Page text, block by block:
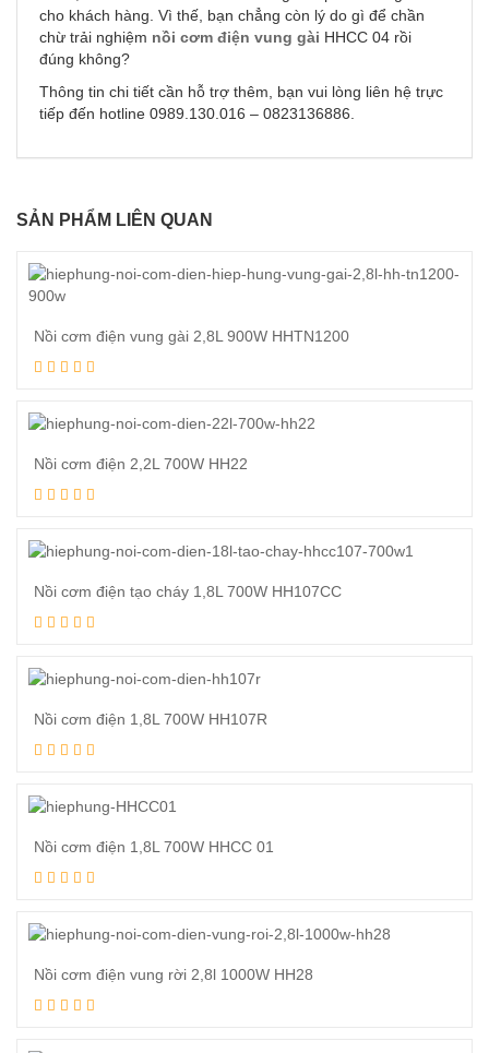
cho khách hàng. Vì thế, bạn chẳng còn lý do gì để chần
chừ trải nghiệm nồi cơm điện vung gài HHCC 04 rồi
đúng không?
Thông tin chi tiết cần hỗ trợ thêm, bạn vui lòng liên hệ trực
tiếp đến hotline 0989.130.016 – 0823136886.
SẢN PHẨM LIÊN QUAN
Nồi cơm điện vung gài 2,8L 900W HHTN1200
Nồi cơm điện 2,2L 700W HH22
Nồi cơm điện tạo cháy 1,8L 700W HH107CC
Nồi cơm điện 1,8L 700W HH107R
Nồi cơm điện 1,8L 700W HHCC 01
Nồi cơm điện vung rời 2,8l 1000W HH28